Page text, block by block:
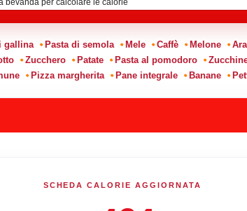
gallina Pasta di semola Mele Caffè Melone
Zucchero Patate Pasta al pomodoro
Pizza margherita Pane integrale Banane
SCHEDA CALORIE AGGIORNATA